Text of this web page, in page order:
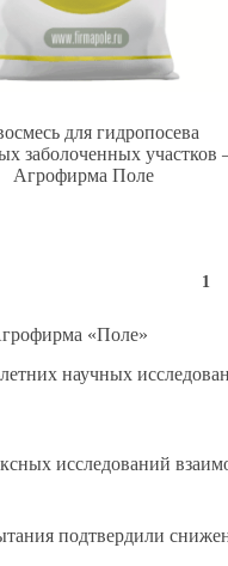
для гидропосева
заболоченных
Агрофирма Поле
1
«Поле»
научных
исследований
подтвердили